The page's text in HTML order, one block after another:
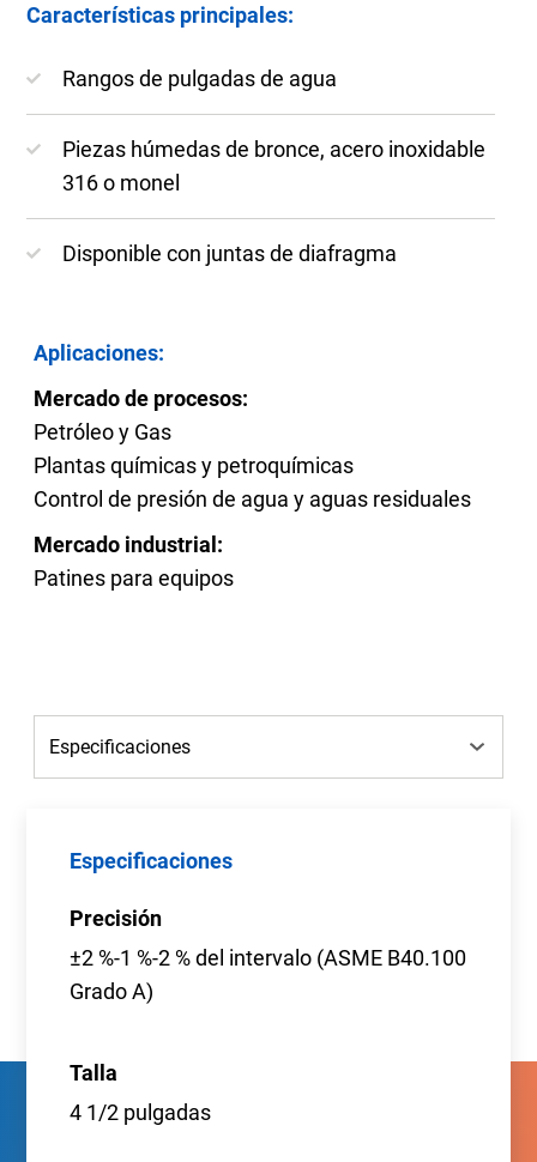
Características principales:
Rangos de pulgadas de agua
Piezas húmedas de bronce, acero inoxidable
316 o monel
Disponible con juntas de diafragma
Aplicaciones:
Mercado de procesos:
Petróleo y Gas
Plantas químicas y petroquímicas
Control de presión de agua y aguas residuales
Mercado industrial:
Patines para equipos
Especificaciones
Precisión
±2 %-1 %-2 % del intervalo (ASME B40.100
Grado A)
Talla
4 1/2 pulgadas